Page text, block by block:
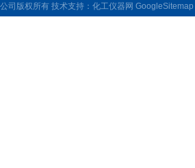
公司版权所有 技术支持： 化工仪器网 GoogleSitemap